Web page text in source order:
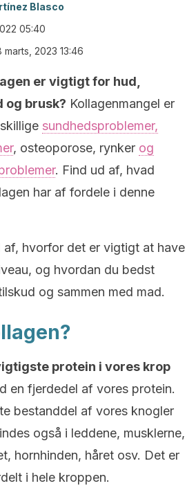
Blasco
05:40
marts, 2023 13:46
er vigtigt for hud,
og brusk? Kollagenmangel er
sundhedsproblemer,
, osteoporose, rynker og
. Find ud af, hvad
har af fordele i denne
af, hvorfor det er vigtigt at have
og hvordan du bedst
og sammen med mad.
protein i vores krop
en fjerdedel af vores protein.
bestanddel af vores knogler
også i leddene, musklerne,
hornhinden, håret osv. Det er
i hele kroppen.